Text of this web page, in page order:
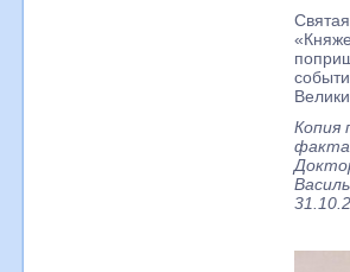
Копия
факта